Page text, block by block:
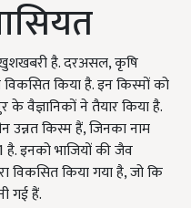
है. दरअसल, कृषि
किया है. इन किस्मों को
के वैज्ञानिकों ने तैयार किया है.
उन्नत किस्म हैं, जिनका नाम
है. इनको भाजियों की जैव
विकसित किया गया है, जो कि
गई हैं.